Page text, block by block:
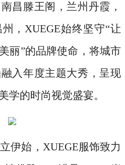
昌滕王阁，兰州丹霞，
，XUEGE始终坚守“让
丽”的品牌使命，将城市
入年度主题大秀，呈现
学的时尚视觉盛宴。
伊始，XUEGE服饰致力